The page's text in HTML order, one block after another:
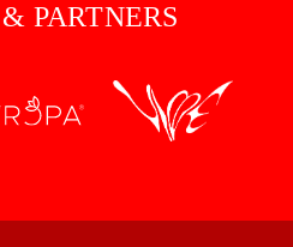
PARTNERS